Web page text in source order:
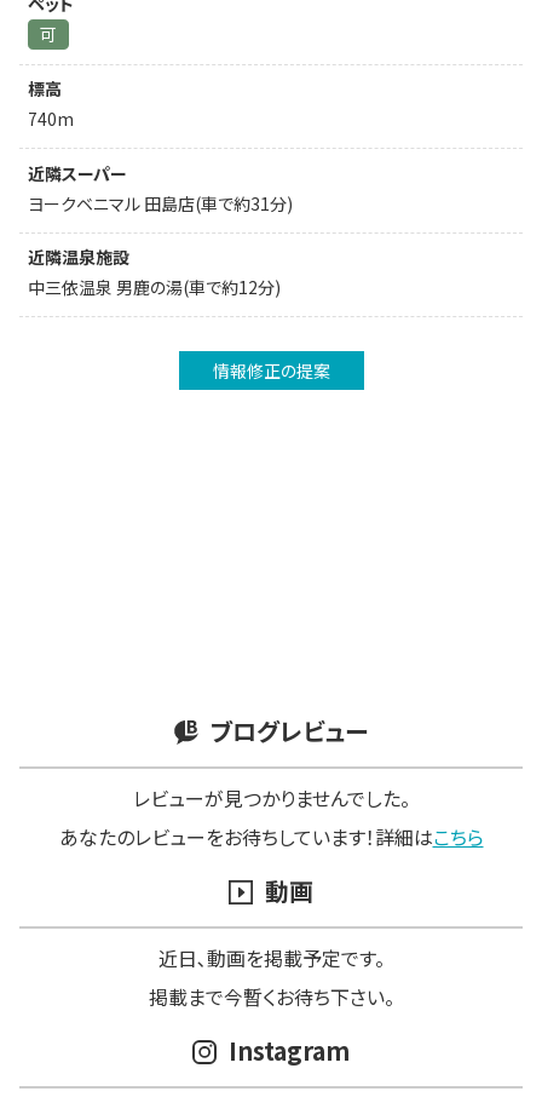
可
標高
740m
近隣スーパー
ヨークベニマル 田島店(車で約31分)
近隣温泉施設
中三依温泉 男鹿の湯(車で約12分)
情報修正の提案
ブログレビュー
レビューが見つかりませんでした。
あなたのレビューをお待ちしています！詳細はこちら
動画
近日､動画を掲載予定です。
掲載まで今暫くお待ち下さい。
Instagram